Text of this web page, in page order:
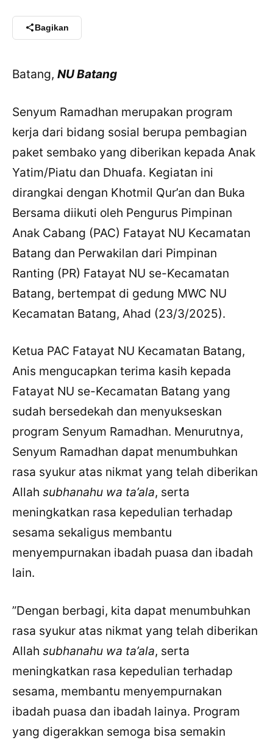
Bagikan
Batang, NU Batang
Senyum Ramadhan merupakan program
kerja dari bidang sosial berupa pembagian
paket sembako yang diberikan kepada Anak
Yatim/Piatu dan Dhuafa. Kegiatan ini
dirangkai dengan Khotmil Qur’an dan Buka
Bersama diikuti oleh Pengurus Pimpinan
Anak Cabang (PAC) Fatayat NU Kecamatan
Batang dan Perwakilan dari Pimpinan
Ranting (PR) Fatayat NU se-Kecamatan
Batang, bertempat di gedung MWC NU
Kecamatan Batang, Ahad (23/3/2025).
Ketua PAC Fatayat NU Kecamatan Batang,
Anis mengucapkan terima kasih kepada
Fatayat NU se-Kecamatan Batang yang
sudah bersedekah dan menyukseskan
program Senyum Ramadhan. Menurutnya,
Senyum Ramadhan dapat menumbuhkan
rasa syukur atas nikmat yang telah diberikan
Allah subhanahu wa ta’ala, serta
meningkatkan rasa kepedulian terhadap
sesama sekaligus membantu
menyempurnakan ibadah puasa dan ibadah
lain.
”Dengan berbagi, kita dapat menumbuhkan
rasa syukur atas nikmat yang telah diberikan
Allah subhanahu wa ta’ala, serta
meningkatkan rasa kepedulian terhadap
sesama, membantu menyempurnakan
ibadah puasa dan ibadah lainya. Program
yang digerakkan semoga bisa semakin